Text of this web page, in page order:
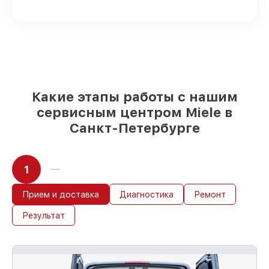
Какие этапы работы с нашим
сервисным центром Miele в
Санкт-Петербурге
1
Прием и доставка Диагностика Ремонт
Результат